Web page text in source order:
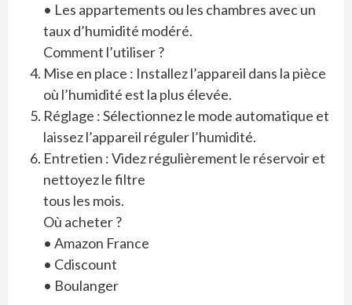
• Les appartements ou les chambres avec un
taux d’humidité modéré.
Comment l’utiliser ?
Mise en place : Installez l’appareil dans la pièce
où l’humidité est la plus élevée.
Réglage : Sélectionnez le mode automatique et
laissez l’appareil réguler l’humidité.
Entretien : Videz régulièrement le réservoir et
nettoyez le filtre
tous les mois.
Où acheter ?
• Amazon France
• Cdiscount
• Boulanger